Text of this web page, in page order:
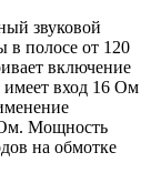
звуковой
в полосе от 120
включение
вход 16 Ом
Мощность
на обмотке